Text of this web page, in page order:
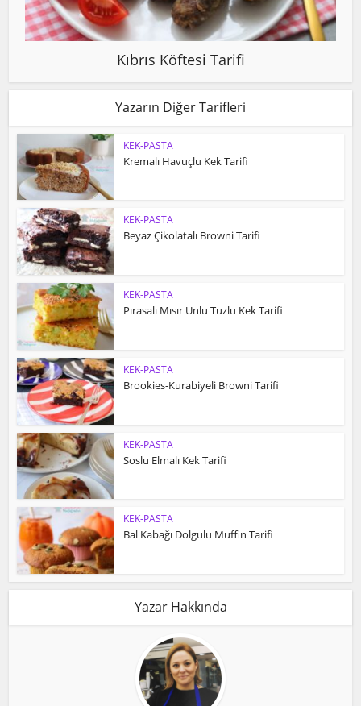
Kıbrıs Köftesi Tarifi
Yazarın Diğer Tarifleri
KEK-PASTA
Kremalı Havuçlu Kek Tarifi
KEK-PASTA
Beyaz Çikolatalı Browni Tarifi
KEK-PASTA
Pırasalı Mısır Unlu Tuzlu Kek Tarifi
KEK-PASTA
Brookies-Kurabiyeli Browni Tarifi
KEK-PASTA
Soslu Elmalı Kek Tarifi
KEK-PASTA
Bal Kabağı Dolgulu Muffin Tarifi
Yazar Hakkında